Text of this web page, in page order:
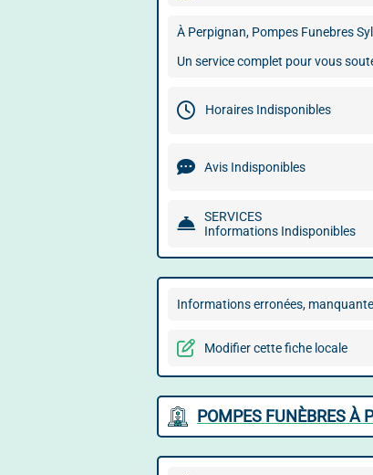
À Perpignan, Pompes Funebres
Un service complet pour vous
Horaires Indisponibles
Avis Indisponibles
SERVICES
Informations Indisponibles
Informations erronées,
Modifier cette fiche locale
POMPES FUNÈBRES À